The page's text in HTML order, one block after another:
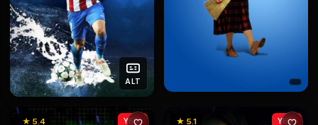
ALT
★ 5.4 YENİ ★ 5.1 YENİ